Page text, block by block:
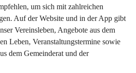
um sich mit zahlreichen
Auf der Website und in der App gibt
Vereinsleben, Angebote aus dem
Leben, Veranstaltungstermine sowie
dem Gemeinderat und der